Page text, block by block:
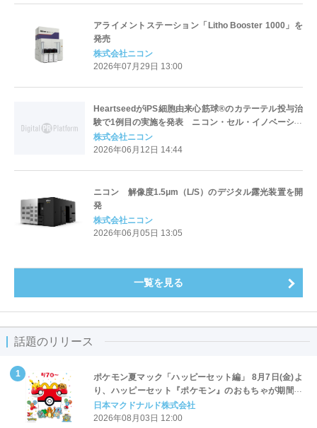
アライメントステーション「Litho Booster 1000」を
発売
株式会社ニコン
2026年07月29日 13:00
HeartseedがiPS細胞由来心筋球®のカテーテル投与治
験で1例目の実施を発表 ニコン・セル・イノベーショ
ンが治験用のiPS細胞由来心筋細胞・心筋球を製造
株式会社ニコン
2026年06月12日 14:44
ニコン 解像度1.5μm（L/S）のデジタル露光装置を開
発
株式会社ニコン
2026年06月05日 13:05
一覧を見る
話題のリリース
ポケモン夏マック「ハッピーセット編」 8月7日(金)よ
り、ハッピーセット『ポケモン』のおもちゃが期間限
定登場
日本マクドナルド株式会社
2026年08月03日 12:00